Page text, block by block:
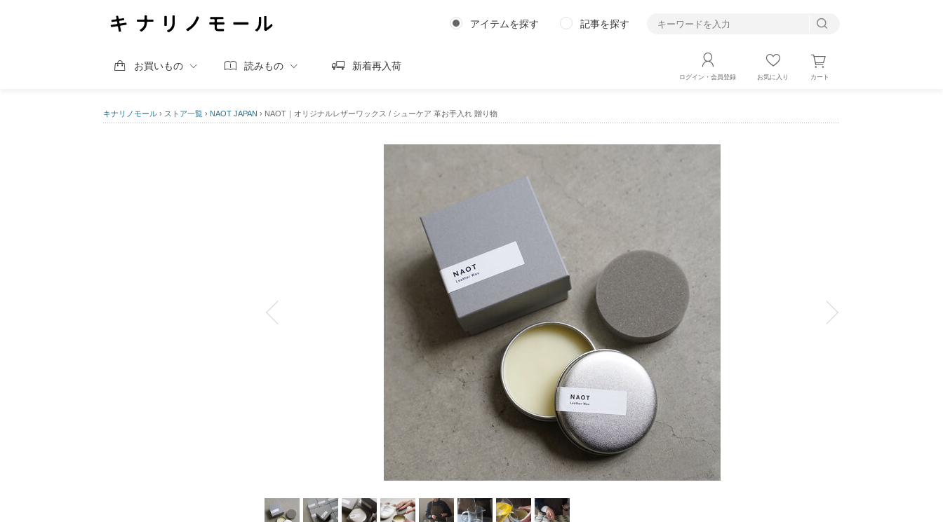
アイテムを探す 記事を探す
お買いもの 読みもの 新着再入荷
ログイン・会員登録 お気に入り カート
キナリノモール › ストア一覧 › NAOT JAPAN › NAOT｜オリジナルレザーワックス / シューケア 革お手入れ 贈り物